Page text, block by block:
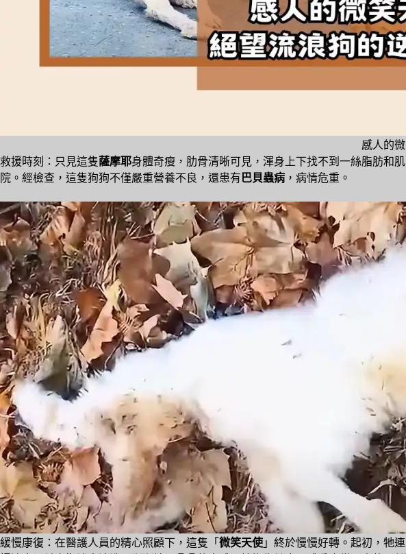
感人的
救援時刻：只見這隻薩摩耶身體奇瘦，肋骨清晰可見，渾身上下找不到一絲脂肪和
院。經檢查，這隻狗狗不僅嚴重營養不良，還患有 巴貝蟲病 ，病情危重。
緩慢康復：在醫護人員的精心照顧下，這隻「 微笑天使 」終於慢慢好轉。起初，牠